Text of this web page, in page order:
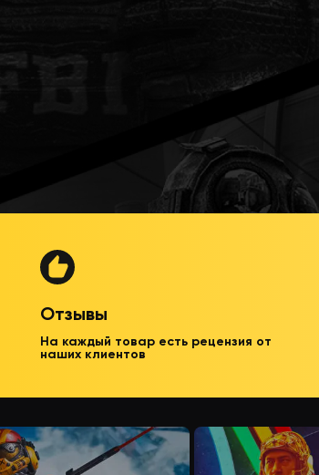
Отзывы
На каждый товар есть рецензия от
наших клиентов